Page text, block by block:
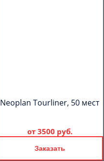
Neoplan Tourliner, 50 мест
от 3500 руб.
Заказать